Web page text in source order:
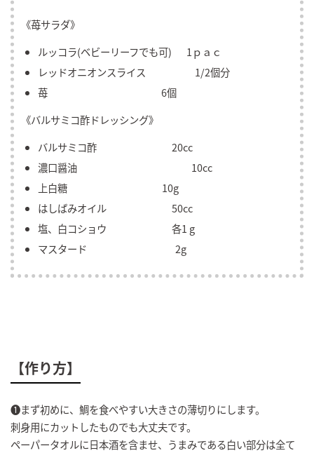
《苺サラダ》
ルッコラ(ベビーリーフでも可) 1ｐａｃ
レッドオニオンスライス 1/2個分
苺 6個
《バルサミコ酢ドレッシング》
バルサミコ酢 20cc
濃口醤油 10cc
上白糖 10g
はしばみオイル 50cc
塩、白コショウ 各1 g
マスタード 2g
【作り方】
❶まず初めに、鯛を食べやすい大きさの薄切りにします。
刺身用にカットしたものでも大丈夫です。
ペーパータオルに日本酒を含ませ、うまみである白い部分は全て